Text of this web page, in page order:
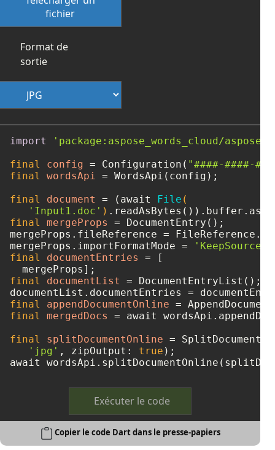
fichier
Format de
sortie
import
'package:aspose_words_cloud/
final
config = Configuration( "####-####-
final
wordsApi = WordsApi(config);
final
document = (await File (
'Input1.doc' )
final
mergeProps = DocumentEntry();
mergeProps.fileReference =
mergeProps.importFormatMode =
final
documentEntries = [
final
documentList = DocumentEntryList();
final
appendDocumentOnline =
final
mergedDocs = await
final
splitDocumentOnline =
'jpg' , zipOutput: true );
Exécuter le code
Copier le code Dart dans le presse-papiers